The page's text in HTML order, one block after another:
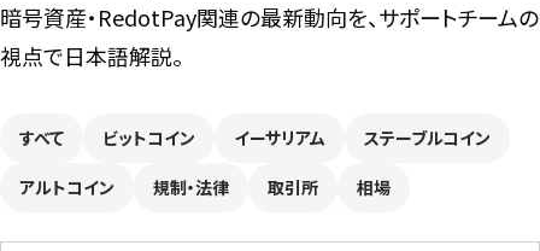
学ぶ
ツール
暗号資産・RedotPay関連の最新動向を、サポートチームの
視点で日本語解説。
すべて ビットコイン イーサリアム ステーブルコイン
アルトコイン 規制・法律 取引所 相場